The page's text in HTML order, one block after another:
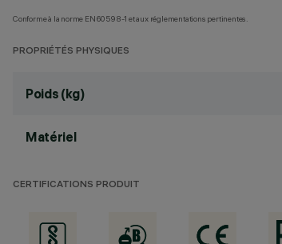
Conforme à la norme EN60598-1 et aux réglementations pertinentes.
PROPRIÉTÉS PHYSIQUES
Poids (kg)
Matériel
CERTIFICATIONS PRODUIT